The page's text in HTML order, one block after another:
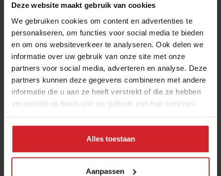
Deze website maakt gebruik van cookies
We gebruiken cookies om content en advertenties te
personaliseren, om functies voor social media te bieden
en om ons websiteverkeer te analyseren. Ook delen we
informatie over uw gebruik van onze site met onze
partners voor social media, adverteren en analyse. Deze
partners kunnen deze gegevens combineren met andere
informatie die u aan ze heeft verstrekt of die ze hebben
verzameld op basis van uw gebruik van hun services.
Alles toestaan
Aanpassen
#Foodhack